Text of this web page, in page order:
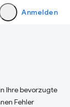
Anmelden
Ihre bevorzugte
Fehler